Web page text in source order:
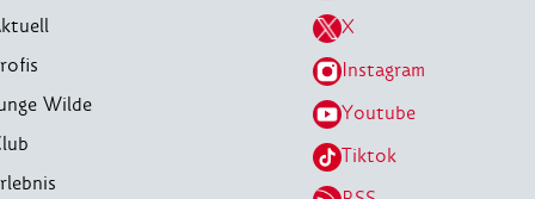
Wilde
X
Instagram
Youtube
Tiktok